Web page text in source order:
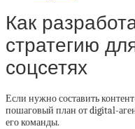
Как
стратегию
соцсетях
Если нужно составить
пошаговый план от digital-
его команды.